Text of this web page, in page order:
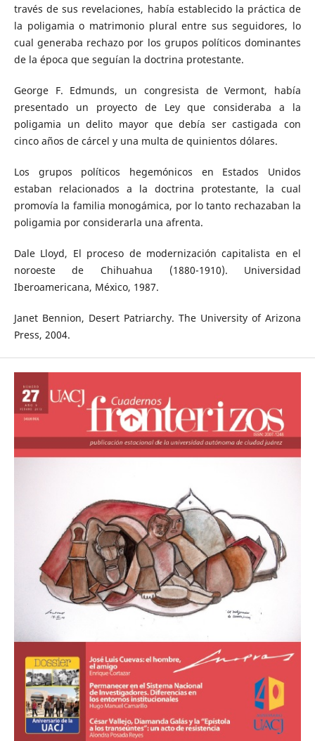
través de sus revelaciones, había establecido la práctica de
la poligamia o matrimonio plural entre sus seguidores, lo
cual generaba rechazo por los grupos políticos dominantes
de la época que seguían la doctrina protestante.
George F. Edmunds, un congresista de Vermont, había
presentado un proyecto de Ley que consideraba a la
poligamia un delito mayor que debía ser castigada con
cinco años de cárcel y una multa de quinientos dólares.
Los grupos políticos hegemónicos en Estados Unidos
estaban relacionados a la doctrina protestante, la cual
promovía la familia monogámica, por lo tanto rechazaban la
poligamia por considerarla una afrenta.
Dale Lloyd, El proceso de modernización capitalista en el
noroeste de Chihuahua (1880-1910). Universidad
Iberoamericana, México, 1987.
Janet Bennion, Desert Patriarchy. The University of Arizona
Press, 2004.